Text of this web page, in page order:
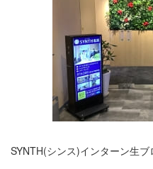
SYNTH(シンス)インターン生ブ